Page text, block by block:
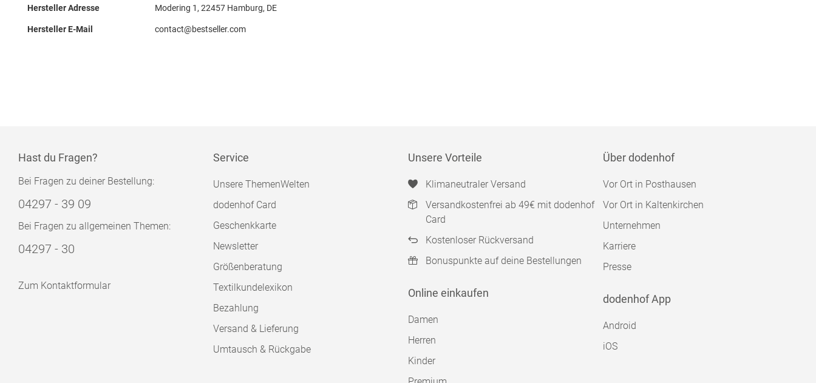
Hersteller Adresse Modering 1, 22457 Hamburg, DE
Hersteller E-Mail contact@bestseller.com
Hast du Fragen?
Bei Fragen zu deiner Bestellung:
04297 - 39 09
Bei Fragen zu allgemeinen Themen:
04297 - 30
Zum Kontaktformular
Service
Unsere ThemenWelten
dodenhof Card
Geschenkkarte
Newsletter
Größenberatung
Textilkundelexikon
Bezahlung
Versand & Lieferung
Umtausch & Rückgabe
Unsere Vorteile
Klimaneutraler Versand
Versandkostenfrei ab 49€ mit dodenhof
Card
Kostenloser Rückversand
Bonuspunkte auf deine Bestellungen
Online einkaufen
Damen
Herren
Kinder
Über dodenhof
Vor Ort in Posthausen
Vor Ort in Kaltenkirchen
Unternehmen
Karriere
Presse
dodenhof App
Android
iOS